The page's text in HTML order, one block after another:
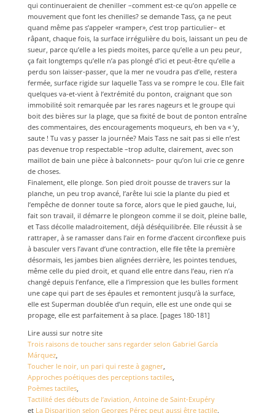
qui continueraient de cheniller –comment est-ce qu’on appelle ce
mouvement que font les chenilles? se demande Tass, ça ne peut
quand même pas s’appeler «ramper», c’est trop particulier– et
râpant, chaque fois, la surface irrégulière du bois, laissant un peu de
sueur, parce qu’elle a les pieds moites, parce qu’elle a un peu peur,
ça fait longtemps qu’elle n’a pas plongé d’ici et peut-être qu’elle a
perdu son laisser-passer, que la mer ne voudra pas d’elle, restera
fermée, surface rigide sur laquelle Tass va se rompre le cou. Elle fait
quelques va-et-vient à l’extrémité du ponton, craignant que son
immobilité soit remarquée par les rares nageurs et le groupe qui
boit des bières sur la plage, que sa fixité de bout de ponton entraîne
des commentaires, des encouragements moqueurs, eh ben va « ‘y,
saute ! Tu vas y passer la journée? Mais Tass ne sait pas si elle n’est
pas devenue trop respectable –trop adulte, clairement, avec son
maillot de bain une pièce à balconnets– pour qu’on lui crie ce genre
de choses.
Finalement, elle plonge. Son pied droit pousse de travers sur la
planche, un peu trop avancé, l’arête lui scie la plante du pied et
l’empêche de donner toute sa force, alors que le pied gauche, lui,
fait son travail, il démarre le plongeon comme il se doit, pleine balle,
et Tass décolle maladroitement, déjà déséquilibrée. Elle réussit à se
rattraper, à se ramasser dans l’air en forme d’accent circonflexe puis
à basculer vers l’avant d’une contraction, elle file tête la première
désormais, les jambes bien alignées derrière, les pointes tendues,
même celle du pied droit, et quand elle entre dans l’eau, rien n’a
changé depuis l’enfance, elle a l’impression que les bulles forment
une cape qui part de ses épaules et remontent jusqu’à la surface,
elle est Superman doublée d’un requin, elle est une onde qui se
propage, elle est parfaitement à sa place. [pages 180-181]
Lire aussi sur notre site
Trois raisons de toucher sans regarder selon Gabriel García
Márquez,
Toucher le noir, un pari qui reste à gagner,
Approches poétiques des perceptions tactiles,
Poèmes tactiles,
Tactilité des débuts de l’aviation, Antoine de Saint-Exupéry
et La Disparition selon Georges Pérec peut aussi être tactile.